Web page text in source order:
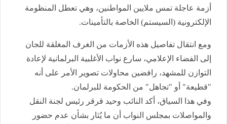
أزمة عاجلة تمس ملايين المواطنين، وهي تعطل المنظومة
الإلكترونية (السيستم) الخاصة بالتأمينات.
ومع انتقال تفاصيل هذه الأزمات من الغرف المغلقة للجان
إلى الفضاء الإعلامي، سارع نواب الأغلبية البرلمانية لإعادة
التوازن للمشهد، رافضين محاولات تصوير الأمر على أنه
"قطيعة" أو "تجاهل" من الحكومة للبرلمان.
وفي هذا السياق، أكد النائب وحيد قرقر رئيس لجنة النقل
والمواصلات بمجلس النواب أن ما يُثار بشأن عدم حضور